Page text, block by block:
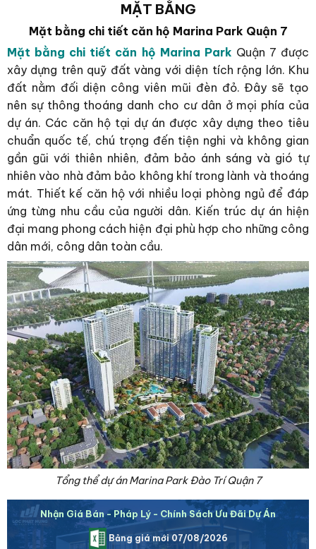
MẶT BẰNG
Mặt bằng chi tiết căn hộ Marina Park Quận 7
Mặt bằng chi tiết căn hộ Marina Park Quận 7 được
xây dựng trên quỹ đất vàng với diện tích rộng lớn. Khu
đất nằm đối diện công viên mũi đèn đỏ. Đây sẽ tạo
nên sự thông thoáng danh cho cư dân ở mọi phía của
dự án. Các căn hộ tại dự án được xây dựng theo tiêu
chuẩn quốc tế, chú trọng đến tiện nghi và không gian
gần gũi với thiên nhiên, đảm bảo ánh sáng và gió tự
nhiên vào nhà đảm bảo không khí trong lành và thoáng
mát. Thiết kế căn hộ với nhiều loại phòng ngủ để đáp
ứng từng nhu cầu của người dân. Kiến trúc dự án hiện
đại mang phong cách hiện đại phù hợp cho những công
dân mới, công dân toàn cầu.
Tổng thể dự án Marina Park Đào Trí Quận 7
Nhận Giá Bán - Pháp Lý - Chính Sách Ưu Đãi Dự Án
Bảng giá mới 07/08/2026